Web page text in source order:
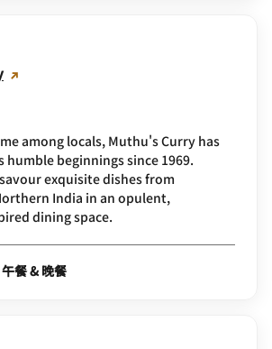
among locals, Muthu's Curry has
beginnings since 1969.
exquisite dishes from
India in an opulent,
dining space.
供应 早餐 & 午餐 & 晚餐